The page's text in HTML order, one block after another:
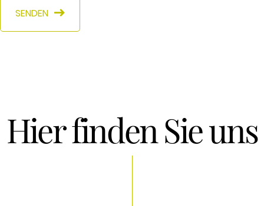
SENDEN
Hier finden Sie uns